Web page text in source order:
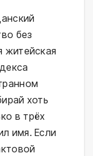
без
житейская
хоть
в трёх
имя. Если